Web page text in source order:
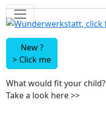
New ?
> Click me
What would fit your child?
Take a look here>>